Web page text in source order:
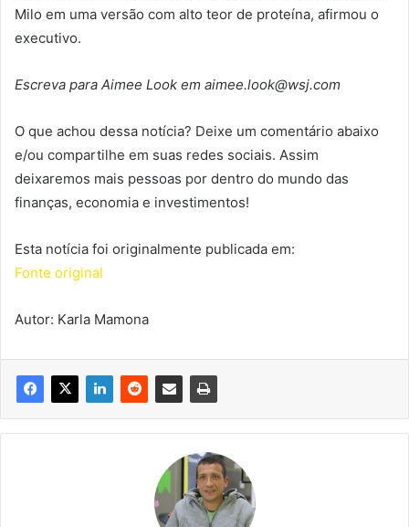
Milo em uma versão com alto teor de proteína, afirmou o
executivo.
Escreva para Aimee Look em aimee.look@wsj.com
O que achou dessa notícia? Deixe um comentário abaixo
e/ou compartilhe em suas redes sociais. Assim
deixaremos mais pessoas por dentro do mundo das
finanças, economia e investimentos!
Esta notícia foi originalmente publicada em:
Fonte original
Autor: Karla Mamona